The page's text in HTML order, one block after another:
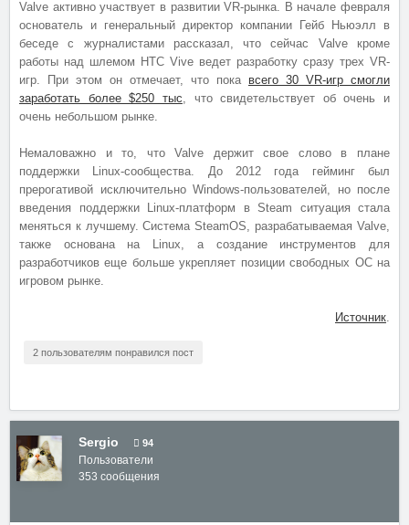
Valve активно участвует в развитии VR-рынка. В начале февраля
основатель и генеральный директор компании Гейб Ньюэлл в
беседе с журналистами рассказал, что сейчас Valve кроме
работы над шлемом HTC Vive ведет разработку сразу трех VR-
игр. При этом он отмечает, что пока всего 30 VR-игр смогли
заработать более $250 тыс , что свидетельствует об очень и
очень небольшом рынке.
Немаловажно и то, что Valve держит свое слово в плане
поддержки Linux-сообщества. До 2012 года гейминг был
прерогативой исключительно Windows-пользователей, но после
введения поддержки Linux-платформ в Steam ситуация стала
меняться к лучшему. Система SteamOS, разрабатываемая Valve,
также основана на Linux, а создание инструментов для
разработчиков еще больше укрепляет позиции свободных ОС на
игровом рынке.
Источник
2 пользователям понравился пост
Sergio 94
Пользователи
353 сообщения